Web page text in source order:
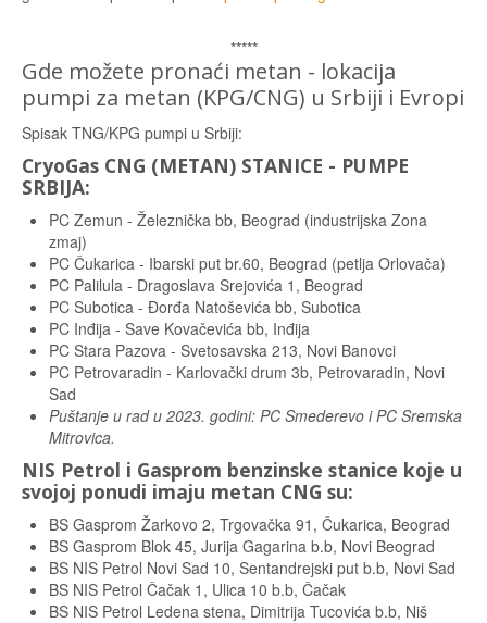
*****
Gde možete pronaći metan - lokacija
pumpi za metan (KPG/CNG) u Srbiji i Evropi
Spisak TNG/KPG pumpi u Srbiji:
CryoGas CNG (METAN) STANICE - PUMPE
SRBIJA:
PC Zemun - Železnička bb, Beograd (industrijska Zona
zmaj)
PC Čukarica - Ibarski put br.60, Beograd (petlja Orlovača)
PC Palilula - Dragoslava Srejovića 1, Beograd
PC Subotica - Đorđa Natoševića bb, Subotica
PC Inđija - Save Kovačevića bb, Inđija
PC Stara Pazova - Svetosavska 213, Novi Banovci
PC Petrovaradin - Karlovački drum 3b, Petrovaradin, Novi
Sad
Puštanje u rad u 2023. godini: PC Smederevo i PC Sremska
Mitrovica.
NIS Petrol i Gasprom benzinske stanice koje u
svojoj ponudi imaju metan CNG su:
BS Gasprom Žarkovo 2, Trgovačka 91, Čukarica, Beograd
BS Gasprom Blok 45, Jurija Gagarina b.b, Novi Beograd
BS NIS Petrol Novi Sad 10, Sentandrejski put b.b, Novi Sad
BS NIS Petrol Čačak 1, Ulica 10 b.b, Čačak
BS NIS Petrol Ledena stena, Dimitrija Tucovića b.b, Niš